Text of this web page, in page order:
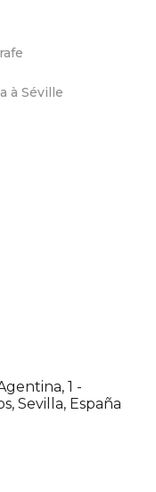
à Séville
1 -
Sevilla, España